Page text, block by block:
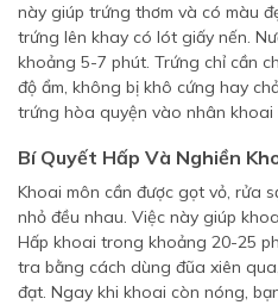
này giúp trứng thơm và có màu
trứng lên khay có lót giấy nến.
khoảng 5-7 phút. Trứng chỉ cần
độ ẩm, không bị khô cứng hay
trứng hòa quyện vào nhân khoai
Bí Quyết Hấp Và Nghiền
Khoai môn cần được gọt vỏ, rửa
nhỏ đều nhau. Việc này giúp
Hấp khoai trong khoảng 20-25
tra bằng cách dùng đũa xiên
đạt. Ngay khi khoai còn nóng,